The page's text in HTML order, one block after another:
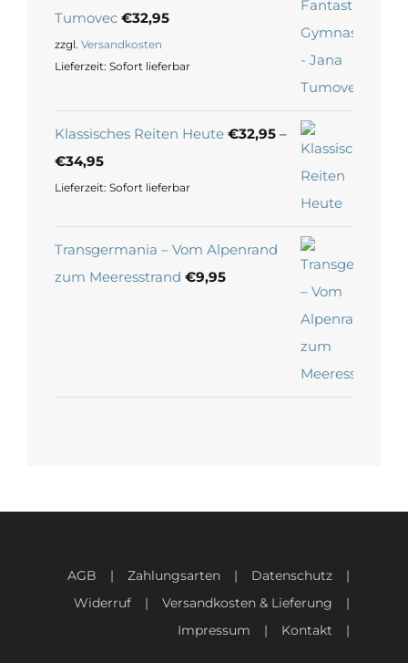
Tumovec €32,95
zzgl. Versandkosten
Lieferzeit: Sofort lieferbar
Klassisches Reiten Heute €32,95 –
€34,95
Lieferzeit: Sofort lieferbar
Transgermania – Vom Alpenrand
zum Meeresstrand €9,95
AGB Zahlungsarten
Datenschutz
Widerruf
Versandkosten & Lieferung
Impressum
Kontakt